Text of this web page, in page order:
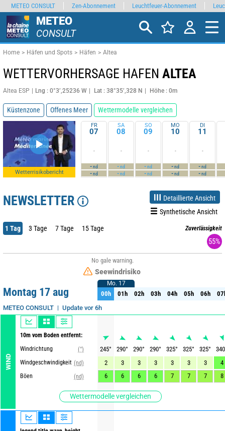
METEO
CONSULT
Home Häfen und Spots Häfen Altea
WETTERVORHERSAGE HAFEN ALTEA
Altea ESP Lng : 0°3’,25236 W Lat : 38°35’,328 N Höhe : 0m
Küstenzone Offenes Meer Wettermodelle vergleichen
Wetterrisikobericht
FR
07
-
-nd
-nd
SA
08
-
-nd
-nd
SO
09
-
-nd
-nd
MO
10
-
-nd
-nd
DI
11
-
-nd
-nd
NEWSLETTER
Detaillierte Ansicht
Synthetische Ansicht
1 Tag 3 Tage 7 Tage 15 Tage Zuverlässigkeit
55%
No gale warning.
Seewindrisiko
Montag 17 aug
METEO CONSULT Update vor 6h
WIND
10m vom Boden entfernt:
Windrichtung
(°)
Windgeschwindigkeit (nd)
Böen
(nd)
Wettermodelle vergleichen
Mo. 17
00h 01h 02h 03h 04h 05h 06h
Mo. 17
00h 01h 02h 03h 04h 05h 06h
245° 290° 290° 290° 325° 325° 325°
340
2
3 3 3 3 3 3
4
6
6 6 6 7 7 7 8
METEO CONSULT Zen-Abonnement Leuchtfeuer-Abonnement